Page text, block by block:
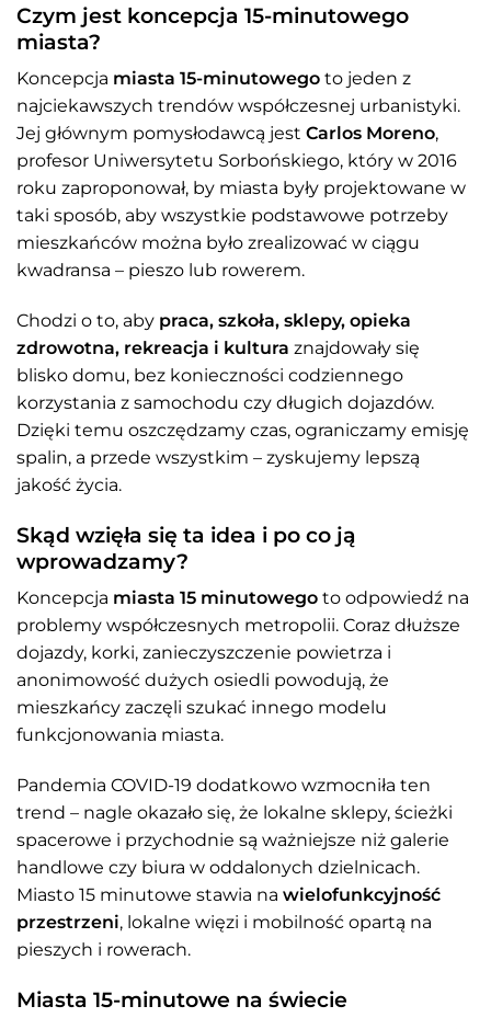
Czym jest koncepcja 15-minutowego
miasta?
Koncepcja miasta 15-minutowego to jeden z
najciekawszych trendów współczesnej urbanistyki.
Jej głównym pomysłodawcą jest Carlos Moreno,
profesor Uniwersytetu Sorbońskiego, który w 2016
roku zaproponował, by miasta były projektowane w
taki sposób, aby wszystkie podstawowe potrzeby
mieszkańców można było zrealizować w ciągu
kwadransa – pieszo lub rowerem.
Chodzi o to, aby praca, szkoła, sklepy, opieka
zdrowotna, rekreacja i kultura znajdowały się
blisko domu, bez konieczności codziennego
korzystania z samochodu czy długich dojazdów.
Dzięki temu oszczędzamy czas, ograniczamy emisję
spalin, a przede wszystkim – zyskujemy lepszą
jakość życia.
Skąd wzięła się ta idea i po co ją
wprowadzamy?
Koncepcja miasta 15 minutowego to odpowiedź na
problemy współczesnych metropolii. Coraz dłuższe
dojazdy, korki, zanieczyszczenie powietrza i
anonimowość dużych osiedli powodują, że
mieszkańcy zaczęli szukać innego modelu
funkcjonowania miasta.
Pandemia COVID-19 dodatkowo wzmocniła ten
trend – nagle okazało się, że lokalne sklepy, ścieżki
spacerowe i przychodnie są ważniejsze niż galerie
handlowe czy biura w oddalonych dzielnicach.
Miasto 15 minutowe stawia na wielofunkcyjność
przestrzeni, lokalne więzi i mobilność opartą na
pieszych i rowerach.
Miasta 15-minutowe na świecie